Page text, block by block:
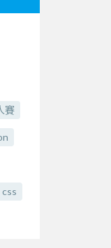
賽
css